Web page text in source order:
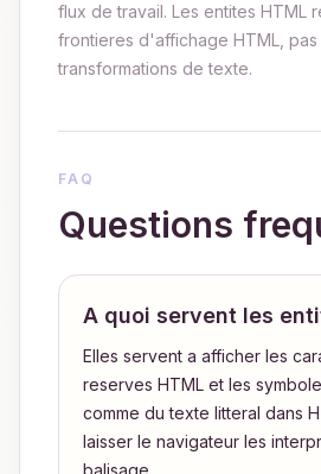
flux de travail. Les entites HTML
frontieres d'affichage HTML, pas
transformations de texte.
FAQ
Questions
A quoi servent les
Elles servent a afficher les
reserves HTML et les
comme du texte litteral dans
laisser le navigateur les
balisage.